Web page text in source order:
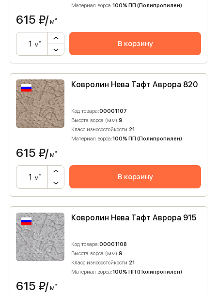
Материал ворса:100% ПП (Полипропилен)
615 ₽/м²
м² В корзину
Ковролин Нева Тафт Аврора 820
Код товара:00001107
Высота ворса (мм):9
Класс износостойкости:21
Материал ворса:100% ПП (Полипропилен)
615 ₽/м²
м² В корзину
Ковролин Нева Тафт Аврора 915
Код товара:00001108
Высота ворса (мм):9
Класс износостойкости:21
Материал ворса:100% ПП (Полипропилен)
615 ₽/м²